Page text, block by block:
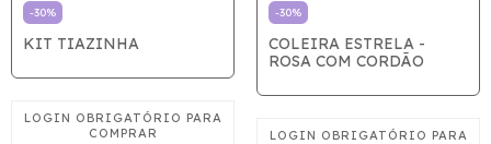
-30%
KIT TIAZINHA
-30%
COLEIRA ESTRELA -
ROSA COM CORDÃO